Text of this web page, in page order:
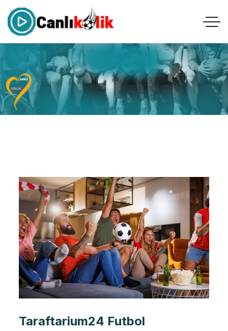
Taraftarium24 Futbol